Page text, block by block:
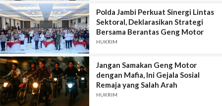
Polda Jambi Perkuat Sinergi Lintas
Sektoral, Deklarasikan Strategi
Bersama Berantas Geng Motor
HUKRIM
Jangan Samakan Geng Motor
dengan Mafia, Ini Gejala Sosial
Remaja yang Salah Arah
HUKRIM